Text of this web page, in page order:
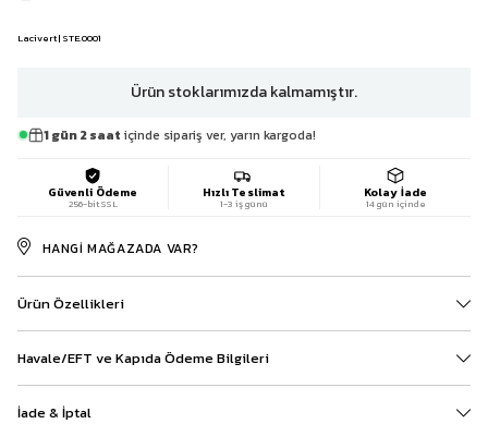
Lacivert | STE.0001
Ürün stoklarımızda kalmamıştır.
1 gün 2 saat içinde sipariş ver, yarın kargoda!
Güvenli Ödeme
256-bit SSL
Hızlı Teslimat
1-3 iş günü
Kolay İade
14 gün içinde
HANGI MAĞAZADA VAR?
Ürün Özellikleri
Havale/EFT ve Kapıda Ödeme Bilgileri
İade & İptal